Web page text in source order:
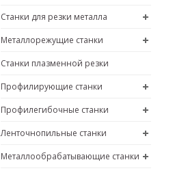
Станки для резки металла
Металлорежущие станки
Станки плазменной резки
Профилирующие станки
Профилегибочные станки
Ленточнопильные станки
Металлообрабатывающие станки